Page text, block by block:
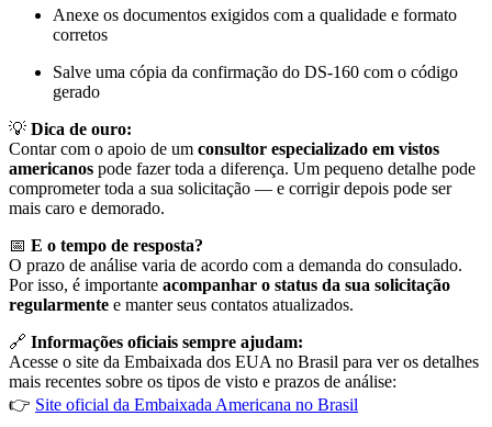
Anexe os documentos exigidos com a qualidade e formato
corretos
Salve uma cópia da confirmação do DS-160 com o código
gerado
💡 Dica de ouro:
Contar com o apoio de um consultor especializado em vistos
americanos pode fazer toda a diferença. Um pequeno detalhe pode
comprometer toda a sua solicitação — e corrigir depois pode ser
mais caro e demorado.
📅 E o tempo de resposta?
O prazo de análise varia de acordo com a demanda do consulado.
Por isso, é importante acompanhar o status da sua solicitação
regularmente e manter seus contatos atualizados.
🔗 Informações oficiais sempre ajudam:
Acesse o site da Embaixada dos EUA no Brasil para ver os detalhes
mais recentes sobre os tipos de visto e prazos de análise:
👉 Site oficial da Embaixada Americana no Brasil